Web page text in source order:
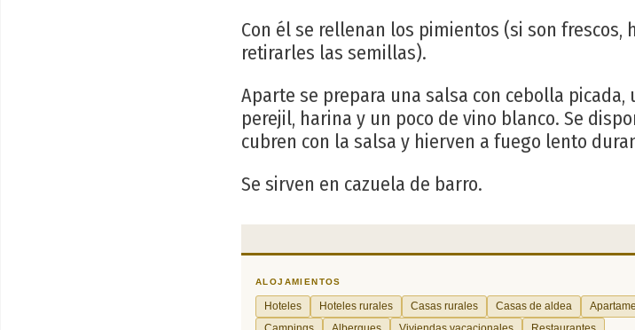
Con él se rellenan los pimientos (si son
retirarles las semillas).
Aparte se prepara una salsa con cebolla
perejil, harina y un poco de vino blanco. Se
cubren con la salsa y hierven a fuego lento
Se sirven en cazuela de barro.